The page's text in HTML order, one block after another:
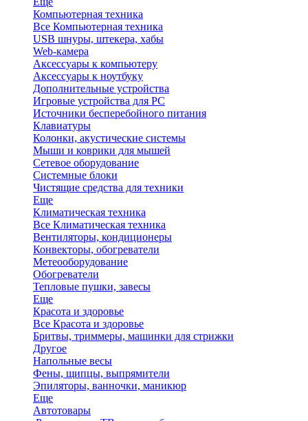
Компьютерная техника
Все Компьютерная техника
USB шнуры, штекера, хабы
Web-камера
Аксессуары к компьютеру
Аксессуары к ноутбуку
Дополнительные устройства
Игровые устройства для PC
Источники бесперебойного питания
Клавиатуры
Колонки, акустические системы
Мыши и коврики для мышей
Сетевое оборудование
Системные блоки
Чистящие средства для техники
Еще
Климатическая техника
Все Климатическая техника
Вентиляторы, кондиционеры
Конвекторы, обогреватели
Метеооборудование
Обогреватели
Тепловые пушки, завесы
Еще
Красота и здоровье
Все Красота и здоровье
Бритвы, триммеры, машинки для стрижки
Другое
Напольные весы
Фены, щипцы, выпрямители
Эпиляторы, ванночки, маникюр
Еще
Автотовары